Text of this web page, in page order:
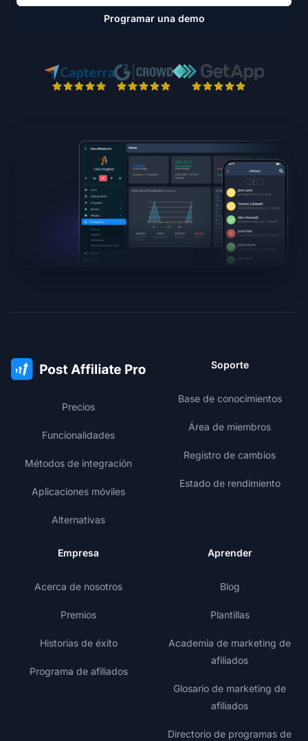
Programar una demo
Precios
Funcionalidades
Métodos de integración
Aplicaciones móviles
Alternativas
Soporte
Base de conocimientos
Área de miembros
Registro de cambios
Estado de rendimiento
Empresa
Acerca de nosotros
Premios
Historias de éxito
Programa de afiliados
Aprender
Blog
Plantillas
Academia de marketing de
afiliados
Glosario de marketing de
afiliados
Directorio de programas de